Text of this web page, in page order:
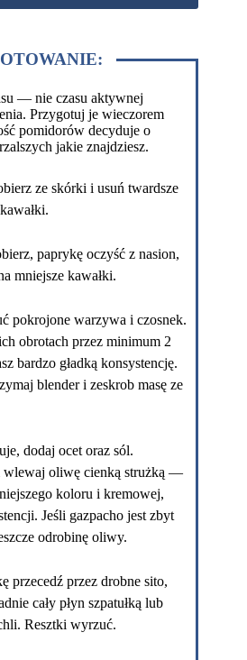
— nie czasu aktywnej
Przygotuj je wieczorem
pomidorów decyduje o
jakie znajdziesz.
ze skórki i usuń twardsze
paprykę oczyść z nasion,
mniejsze kawałki.
pokrojone warzywa i czosnek.
obrotach przez minimum 2
bardzo gładką konsystencję.
blender i zeskrob masę ze
dodaj ocet oraz sól.
wlewaj oliwę cienką strużką —
koloru i kremowej,
Jeśli gazpacho jest zbyt
odrobinę oliwy.
przecedź przez drobne sito,
cały płyn szpatułką lub
Resztki wyrzuć.